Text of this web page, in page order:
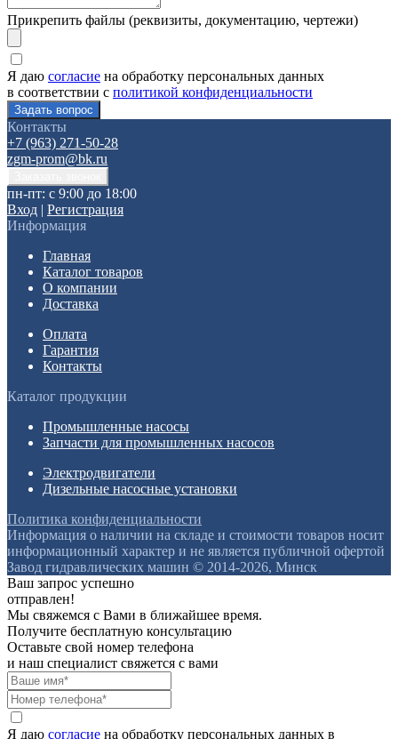
Прикрепить файлы (реквизиты, документацию, чертежи)
Я даю согласие на обработку персональных данных
в соответствии с политикой конфиденциальности
Контакты
+7 (963) 271-50-28
zgm-prom@bk.ru
пн-пт: с 9:00 до 18:00
Вход | Регистрация
Информация
Главная
Каталог товаров
О компании
Доставка
Оплата
Гарантия
Контакты
Каталог продукции
Промышленные насосы
Запчасти для промышленных насосов
Электродвигатели
Дизельные насосные установки
Политика конфиденциальности
Информация о наличии на складе и стоимости товаров носит
информационный характер и не является публичной офертой
Завод гидравлических машин © 2014-2026, Минск
Ваш запрос успешно
отправлен!
Мы свяжемся с Вами в ближайшее время.
Получите бесплатную консультацию
Оставьте свой номер телефона
и наш специалист свяжется с вами
Я даю согласие на обработку персональных данных в